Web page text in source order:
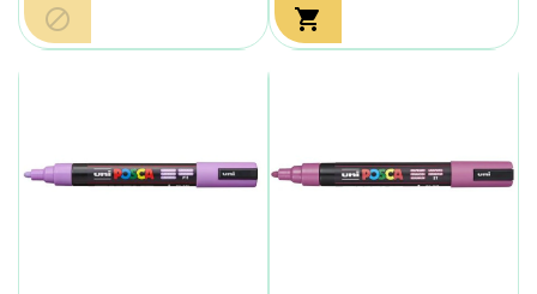
 